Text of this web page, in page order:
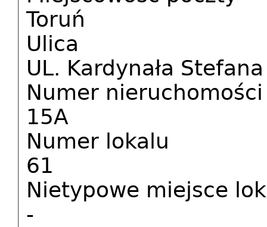
Toruń
Ulica
UL. Kardynała
Numer nieruchomości
15A
Numer lokalu
61
Nietypowe miejsce
-